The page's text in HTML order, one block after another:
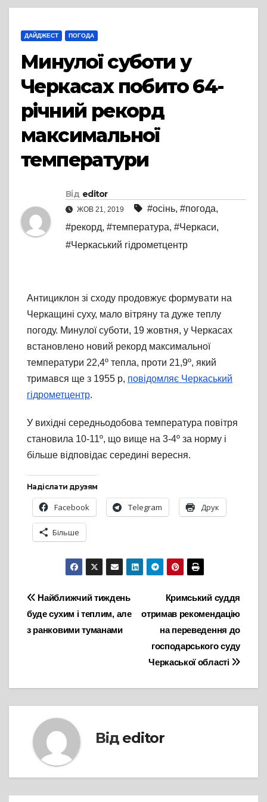
ДАЙДЖЕСТ ПОГОДА
Минулої суботи у
Черкасах побито 64-
річний рекорд
максимальної
температури
Від editor
ЖОВ 21, 2019 #осінь, #погода,
#рекорд, #температура, #Черкаси,
#Черкаський гідрометцентр
Антициклон зі сходу продовжує формувати на
Черкащині суху, мало вітряну та дуже теплу
погоду. Минулої суботи, 19 жовтня, у Черкасах
встановлено новий рекорд максимальної
температури 22,4º тепла, проти 21,9º, який
тримався ще з 1955 р, повідомляє Черкаський
гідрометцентр.
У вихідні середньодобова температура повітря
становила 10-11º, що вище на 3-4º за норму і
більше відповідає середині вересня.
Надіслати друзям
Facebook Telegram Друк
Більше
Навігація
записів
Кримський суддя
отримав рекомендацію
на переведення до
господарського суду
Черкаської області
Найближчий тиждень
буде сухим і теплим, але
з ранковими туманами
Від editor